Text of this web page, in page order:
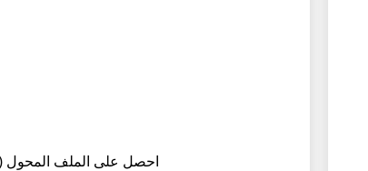
3) احصل على الملف المحول